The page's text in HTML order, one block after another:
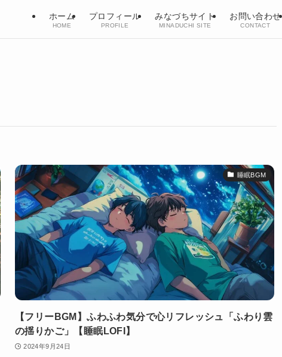
ホーム
HOME
プロフィール
PROFILE
みなづちサイト
MINADUCHI SITE
お問い合わせ
CONTACT
睡眠BGM
【フリーBGM】ふわふわ気分で心リフレッシュ「ふわり雲
の揺りかご」【睡眠LOFI】
2024年9月24日